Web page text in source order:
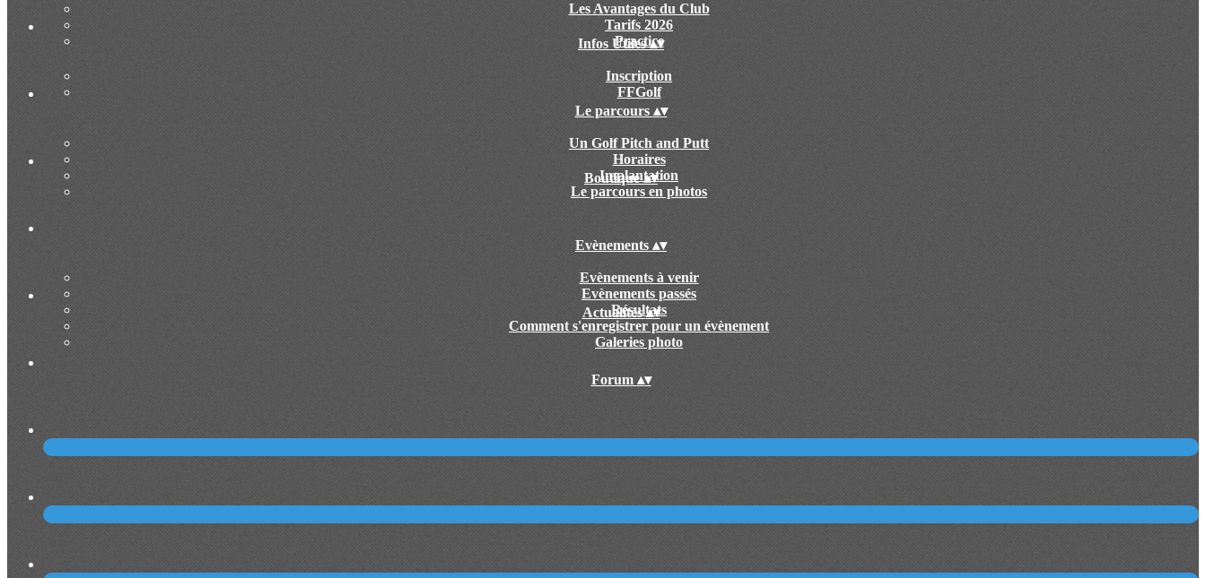
Les Avantages du Club
Tarifs 2026
Practice
Infos Utiles▴▾
Inscription
FFGolf
Le parcours ▴▾
Un Golf Pitch and Putt
Horaires
Implantation
Le parcours en photos
Boutique▴▾
Evènements ▴▾
Evènements à venir
Evènements passés
Résultats
Comment s'enregistrer pour un évènement
Galeries photo
Actualités▴▾
Forum ▴▾